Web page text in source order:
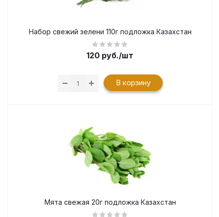
Набор свежий зелени 110г подложка Казахстан
120 руб./шт
В корзину
Мята свежая 20г подложка Казахстан